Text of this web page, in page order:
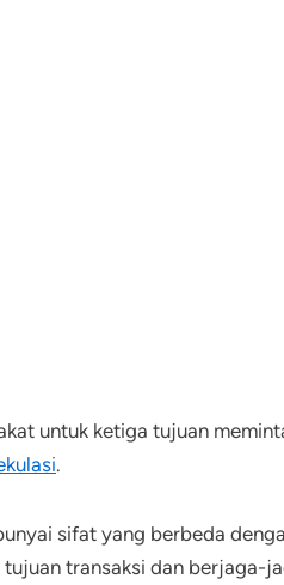
untuk ketiga tujuan
.
sifat yang berbeda
transaksi dan berjaga-